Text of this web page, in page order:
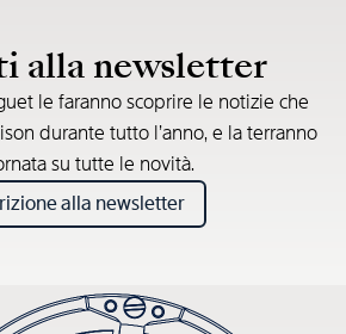
alla newsletter
le faranno scoprire le notizie che
durante tutto l’anno, e la terranno
su tutte le novità.
alla newsletter